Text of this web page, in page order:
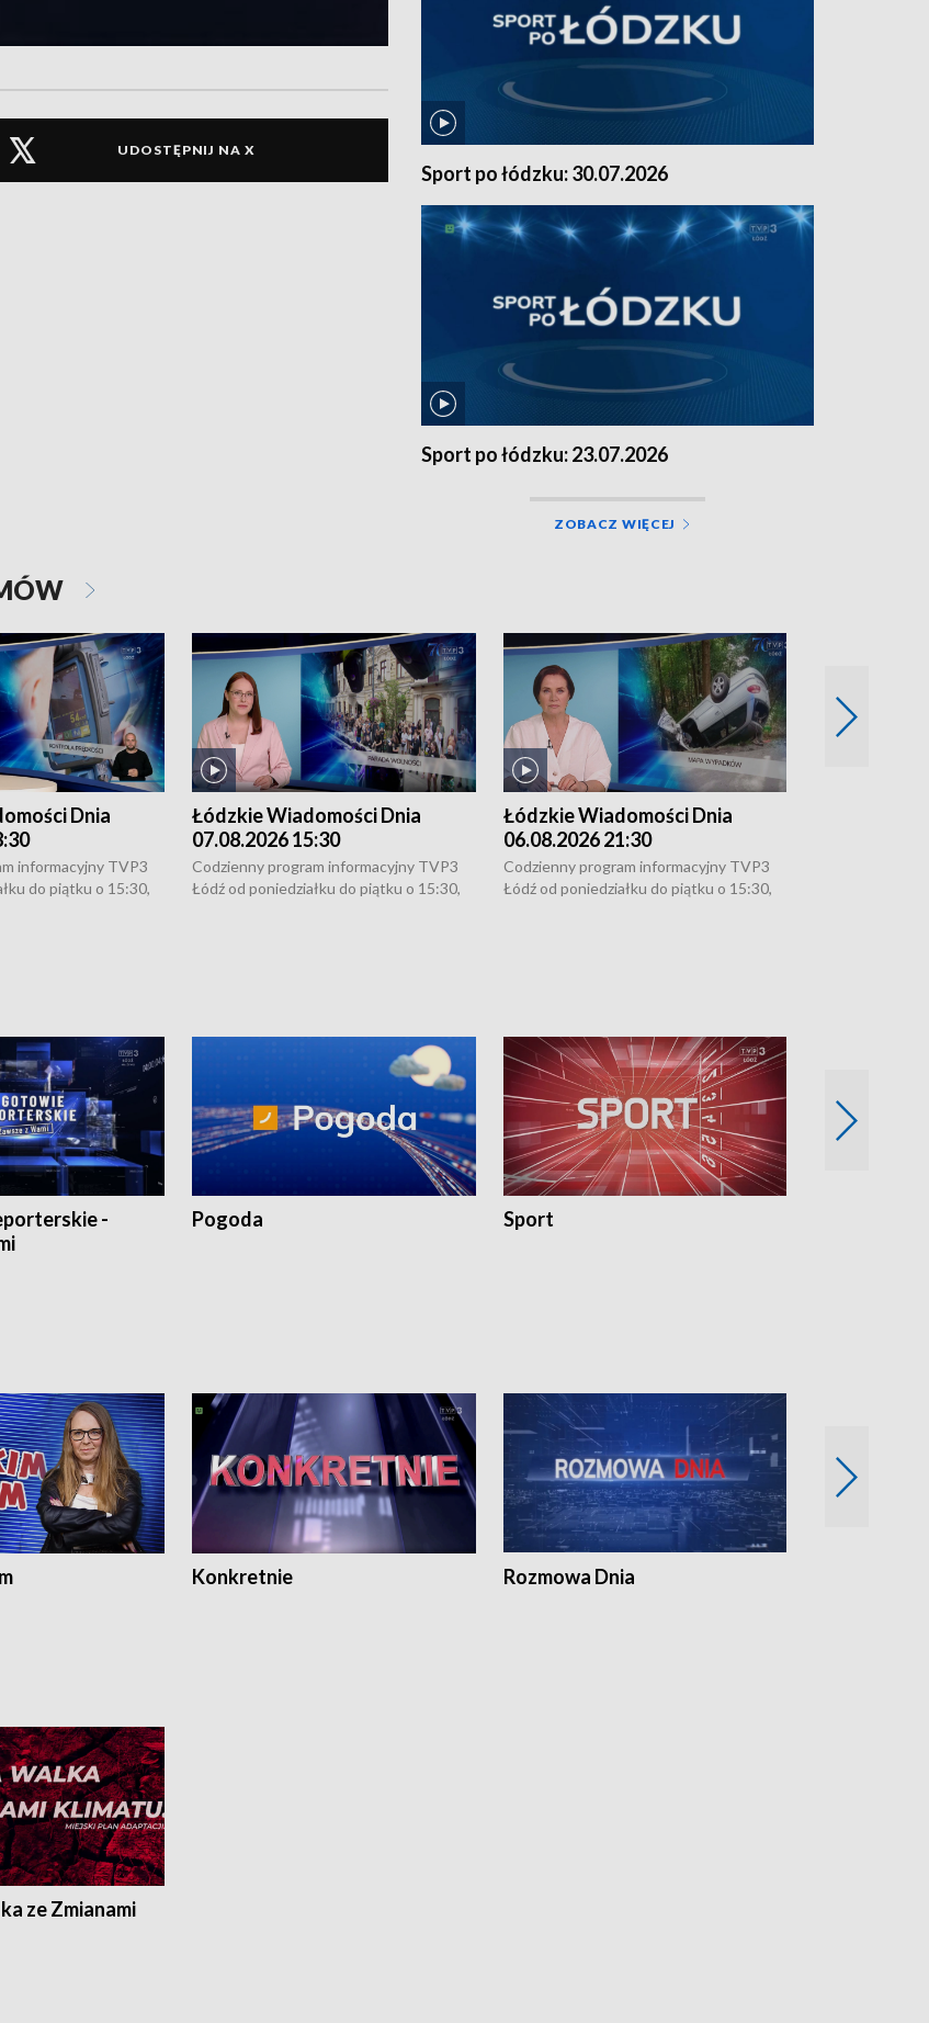
UDOSTĘPNIJ NA X
Sport po łódzku: 30.07.2026
Sport po łódzku: 23.07.2026
ZOBACZ WIĘCEJ
Dnia
informacyjny TVP3
do piątku o 15:30,
Łódzkie Wiadomości Dnia
07.08.2026 15:30
Codzienny program informacyjny TVP3
Łódź od poniedziałku do piątku o 15:30,
Łódzkie Wiadomości Dnia
06.08.2026 21:30
Codzienny program informacyjny TVP3
Łódź od poniedziałku do piątku o 15:30,
-
Pogoda Sport
Konkretnie Rozmowa Dnia
ze Zmianami